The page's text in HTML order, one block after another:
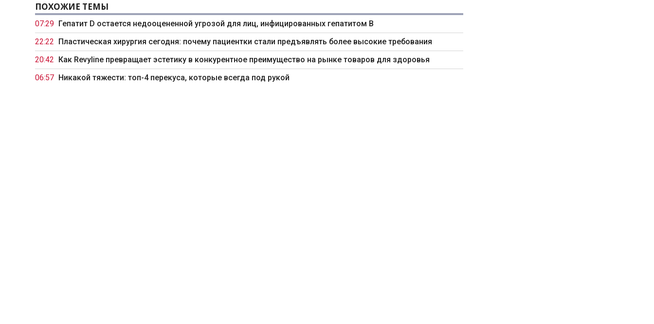
ПОХОЖИЕ ТЕМЫ
07:29 Гепатит D остается недооцененной угрозой для лиц, инфицированных гепатитом B
22:22 Пластическая хирургия сегодня: почему пациентки стали предъявлять более высокие требования
20:42 Как Revyline превращает эстетику в конкурентное преимущество на рынке товаров для здоровья
06:57 Никакой тяжести: топ-4 перекуса, которые всегда под рукой